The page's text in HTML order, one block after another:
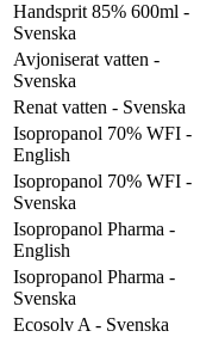
Handsprit 85% 600ml -
Svenska
Avjoniserat vatten -
Svenska
Renat vatten - Svenska
Isopropanol 70% WFI -
English
Isopropanol 70% WFI -
Svenska
Isopropanol Pharma -
English
Isopropanol Pharma -
Svenska
Ecosolv A - Svenska